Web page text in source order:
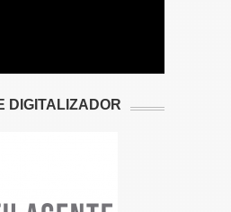
DIGITALIZADOR